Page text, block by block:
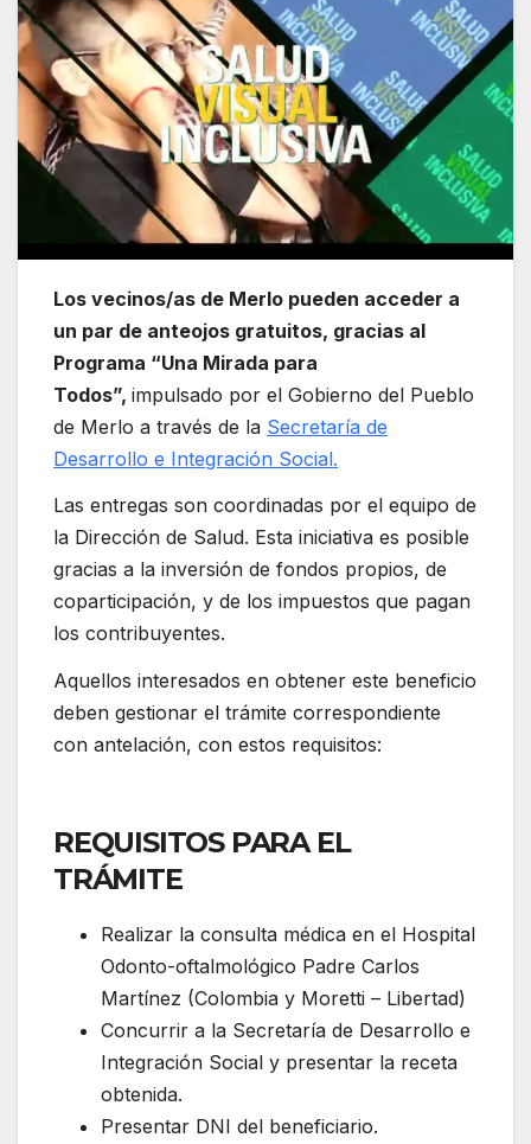
Los vecinos/as de Merlo pueden acceder a
un par de anteojos gratuitos, gracias al
Programa “Una Mirada para
Todos”, impulsado por el Gobierno del Pueblo
de Merlo a través de la Secretaría de
Desarrollo e Integración Social.
Las entregas son coordinadas por el equipo de
la Dirección de Salud. Esta iniciativa es posible
gracias a la inversión de fondos propios, de
coparticipación, y de los impuestos que pagan
los contribuyentes.
Aquellos interesados en obtener este beneficio
deben gestionar el trámite correspondiente
con antelación, con estos requisitos:
REQUISITOS PARA EL
TRÁMITE
Realizar la consulta médica en el Hospital
Odonto-oftalmológico Padre Carlos
Martínez (Colombia y Moretti – Libertad)
Concurrir a la Secretaría de Desarrollo e
Integración Social y presentar la receta
obtenida.
Presentar DNI del beneficiario.